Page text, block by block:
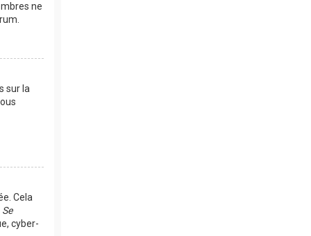
ne
sur la
Cela
Se
cyber-